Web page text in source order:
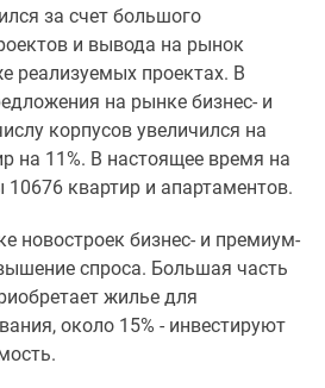
за счет большого
и вывода на рынок
реализуемых проектах. В
на рынке бизнес- и
корпусов увеличился на
на 11%. В настоящее время на
квартир и апартаментов.
новостроек бизнес- и премиум-
спроса. Большая часть
жилье для
около 15% - инвестируют